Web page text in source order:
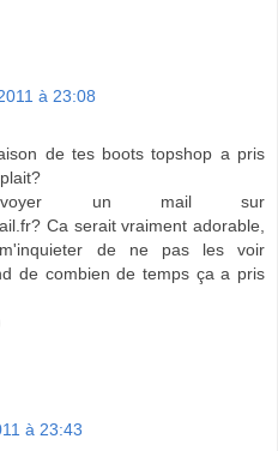
à 23:08
de tes boots topshop a pris
un mail sur
Ca serait vraiment adorable,
de ne pas les voir
de combien de temps ça a pris
à 23:43